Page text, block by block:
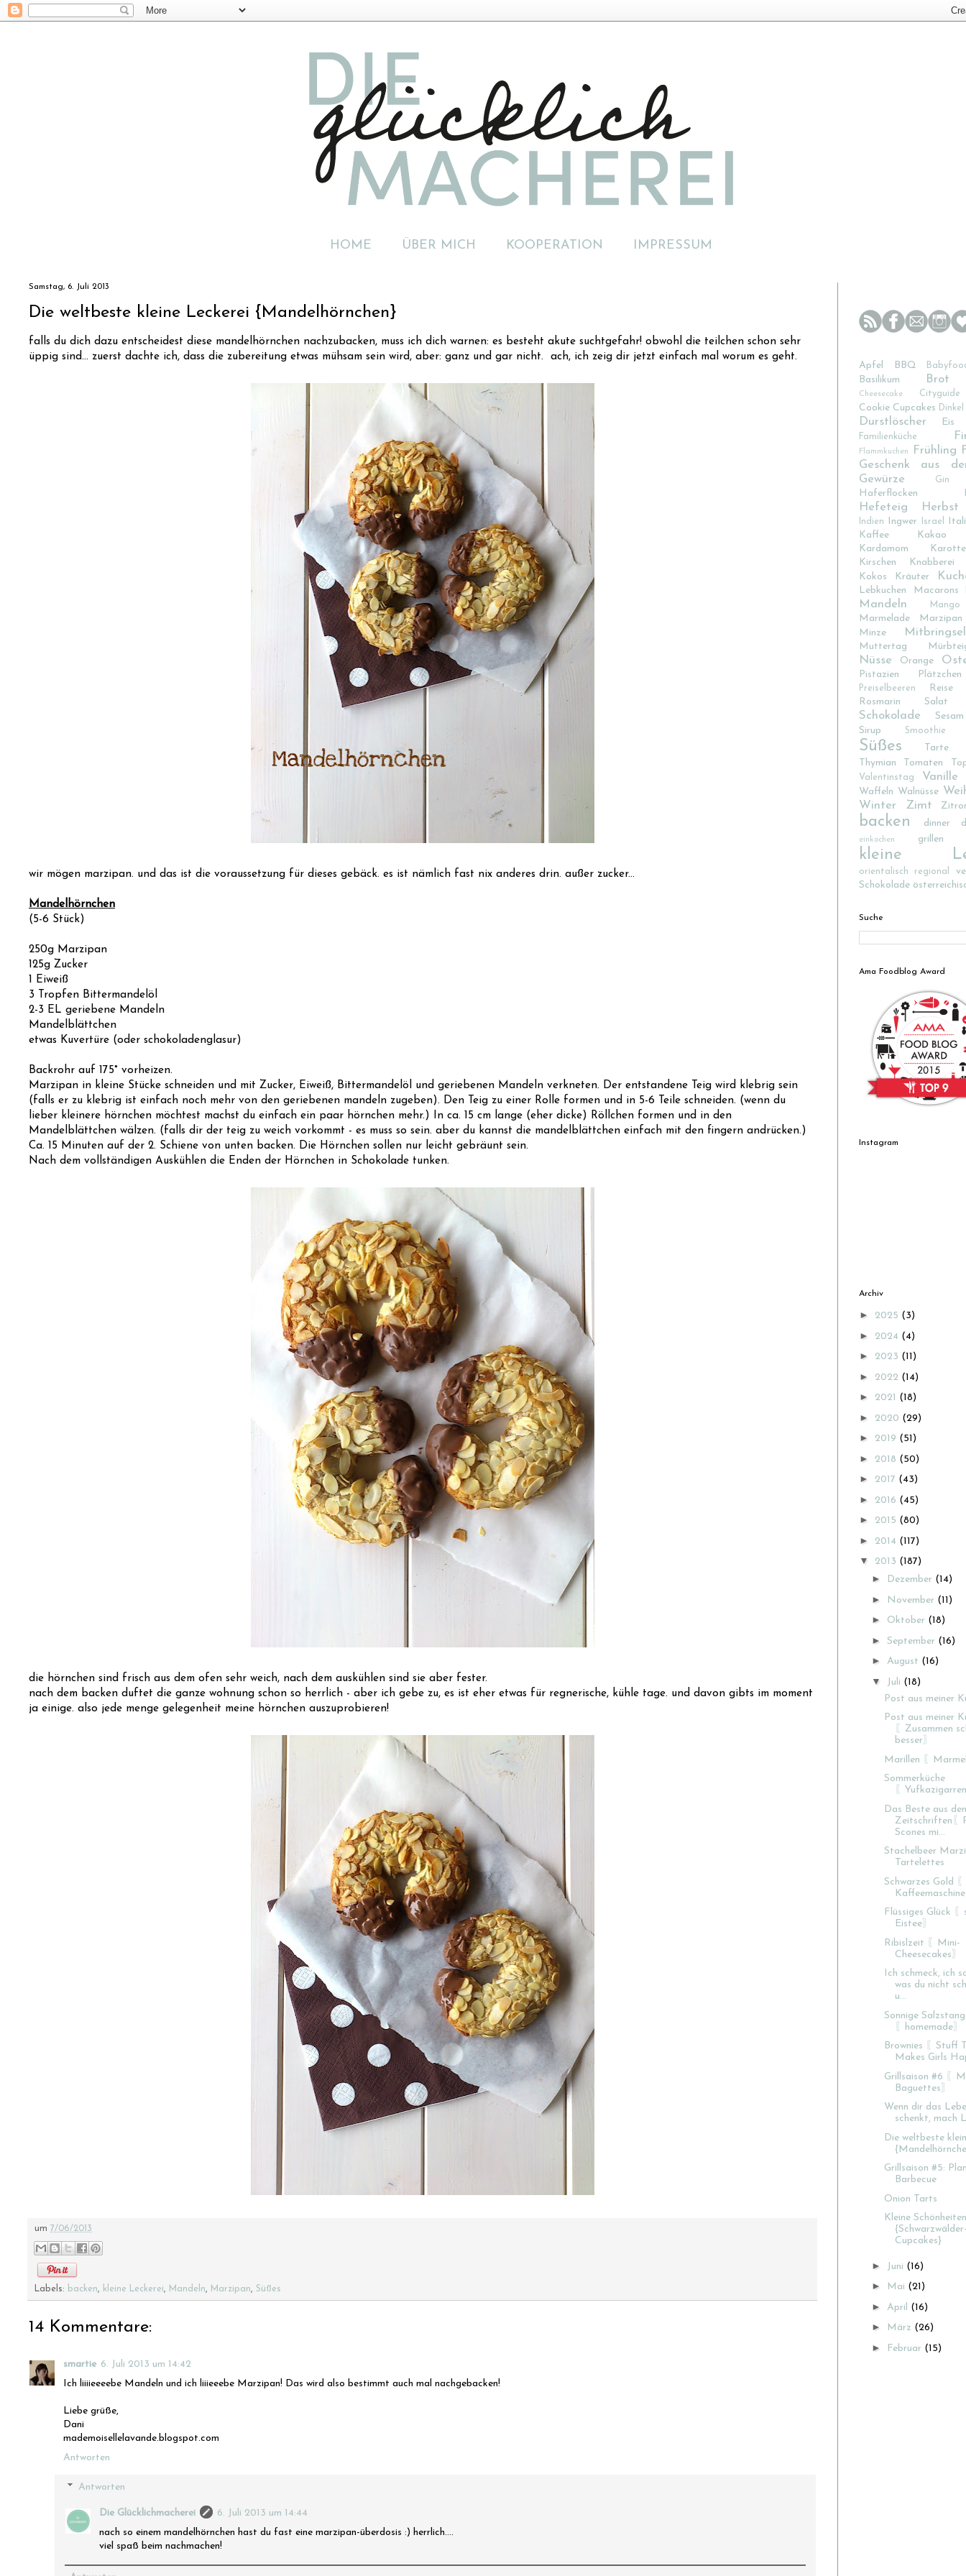
HOME ÜBER MICH KOOPERATION IMPRESSUM
Samstag, 6. Juli 2013
Die weltbeste kleine Leckerei {Mandelhörnchen}
falls du dich dazu entscheidest diese mandelhörnchen nachzubacken, muss ich dich warnen: es besteht akute suchtgefahr! obwohl die teilchen schon sehr
üppig sind... zuerst dachte ich, dass die zubereitung etwas mühsam sein wird, aber: ganz und gar nicht. ach, ich zeig dir jetzt einfach mal worum es geht.
wir mögen marzipan. und das ist die voraussetzung für dieses gebäck. es ist nämlich fast nix anderes drin. außer zucker...
Mandelhörnchen
(5-6 Stück)
250g Marzipan
125g Zucker
1 Eiweiß
3 Tropfen Bittermandelöl
2-3 EL geriebene Mandeln
Mandelblättchen
etwas Kuvertüre (oder schokoladenglasur)
Backrohr auf 175° vorheizen.
Marzipan in kleine Stücke schneiden und mit Zucker, Eiweiß, Bittermandelöl und geriebenen Mandeln verkneten. Der entstandene Teig wird klebrig sein
(falls er zu klebrig ist einfach noch mehr von den geriebenen mandeln zugeben). Den Teig zu einer Rolle formen und in 5-6 Teile schneiden. (wenn du
lieber kleinere hörnchen möchtest machst du einfach ein paar hörnchen mehr.) In ca. 15 cm lange (eher dicke) Röllchen formen und in den
Mandelblättchen wälzen. (falls dir der teig zu weich vorkommt - es muss so sein. aber du kannst die mandelblättchen einfach mit den fingern andrücken.)
Ca. 15 Minuten auf der 2. Schiene von unten backen. Die Hörnchen sollen nur leicht gebräunt sein.
Nach dem vollständigen Auskühlen die Enden der Hörnchen in Schokolade tunken.
die hörnchen sind frisch aus dem ofen sehr weich, nach dem auskühlen sind sie aber fester.
nach dem backen duftet die ganze wohnung schon so herrlich - aber ich gebe zu, es ist eher etwas für regnerische, kühle tage. und davon gibts im moment
ja einige. also jede menge gelegenheit meine hörnchen auszuprobieren!
um 7/06/2013
Labels: backen, kleine Leckerei, Mandeln, Marzipan, Süßes
14 Kommentare:
smartie 6. Juli 2013 um 14:42
Ich liiiieeeebe Mandeln und ich liiieeebe Marzipan! Das wird also bestimmt auch mal nachgebacken!
Liebe grüße,
Dani
mademoisellelavande.blogspot.com
Antworten
Antworten
Die Glücklichmacherei
6. Juli 2013 um 14:44
nach so einem mandelhörnchen hast du fast eine marzipan-überdosis :) herrlich....
viel spaß beim nachmachen!
Apfel BBQ
Basilikum Brot
Cheesecake Cityguide
Cookie Cupcakes Dinkel
Durstlöscher Eis
Familienküche
Flammkuchen Frühling
Geschenk aus
Gewürze
Gin
Haferflocken
Hefeteig Herbst
Indien Ingwer Israel
Kaffee
Kakao
Kardamom
Karotte
Kirschen
Knabberei
Kokos
Kräuter
Lebkuchen Macarons
Mandeln Mango
Marmelade
Marzipan
Minze
Mitbringsel
Muttertag
Nüsse Orange
Pistazien Plätzchen
Preiselbeeren
Reise
Rosmarin
Salat
Schokolade
Sesam
Sirup
Smoothie
Süßes
Tarte
Thymian
Tomaten
Valentinstag Vanille
Waffeln Walnüsse
Winter
Zimt
backen dinner
einkochen grillen
kleine
orientalisch regional
Schokolade
Suche
Ama Foodblog Award
Instagram
Archiv
► 2025 (3)
► 2024 (4)
► 2023 (11)
► 2022 (14)
► 2021 (18)
► 2020 (29)
► 2019 (51)
► 2018 (50)
► 2017 (43)
► 2016 (45)
► 2015 (80)
► 2014 (117)
▼ 2013 (187)
► Dezember (14)
► November (11)
► Oktober (18)
► September (16)
► August (16)
▼ Juli (18)
Post aus meiner
Post aus meiner
〖Zusammen
besser〗
Marillen 〖
Sommerküche
〖
Das Beste aus den
Zeitschriften〖
Scones mi...
Stachelbeer
Tartelettes
Schwarzes Gold
Flüssiges Glück
Eistee〗
Ribislzeit 〖Mini-
Cheesecakes〗
Ich schmeck, ich
was du nicht
u...
Sonnige
〖homemade〗
Brownies 〖Stuff
Makes Girls
Grillsaison #6 〖
Baguettes〗
Wenn dir das
schenkt, mach
Die weltbeste
Grillsaison #5:
Barbecue
Onion Tarts
Kleine Schönheiten
Cupcakes}
► Juni (16)
► Mai (21)
► April (16)
► März (26)
► Februar (15)